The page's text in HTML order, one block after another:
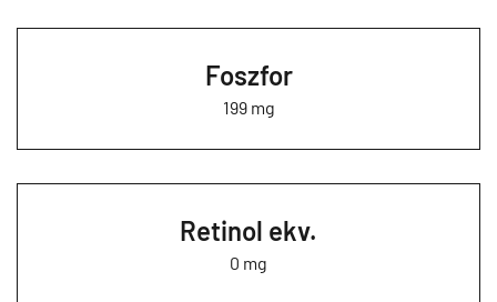
Foszfor
199 mg
Retinol ekv.
0 mg